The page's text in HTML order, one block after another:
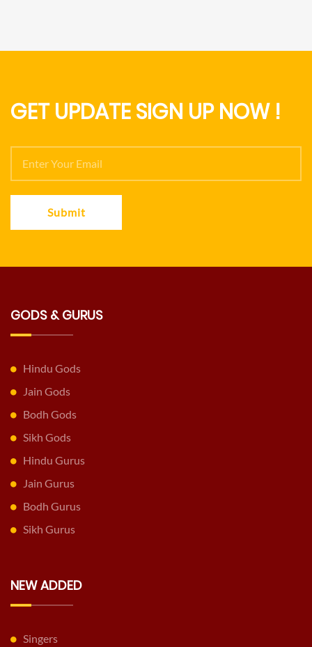
GET UPDATE SIGN UP NOW !
Submit
GODS & GURUS
Hindu Gods
Jain Gods
Bodh Gods
Sikh Gods
Hindu Gurus
Jain Gurus
Bodh Gurus
Sikh Gurus
NEW ADDED
Singers